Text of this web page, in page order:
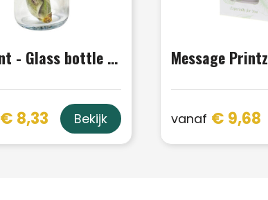
Airplant - Glass bottle large
€ 8,33 Bekijk vanaf € 9,68